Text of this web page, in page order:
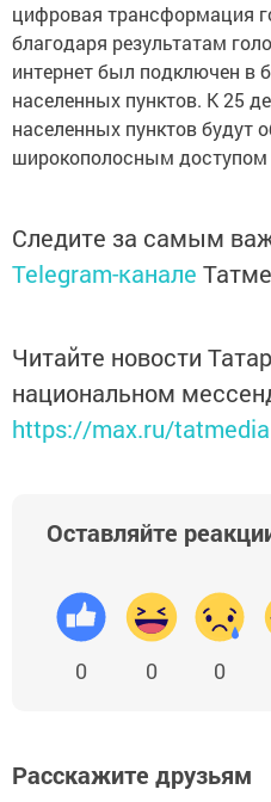
цифровая трансформация
благодаря результатам
интернет был подключен в
населенных пунктов. К 25
населенных пунктов будут
широкополосным доступом
Следите за самым
Telegram-канале
Читайте новости
национальном
https://max.ru/tatmedia
Оставляйте
0 0 0
Расскажите друзьям